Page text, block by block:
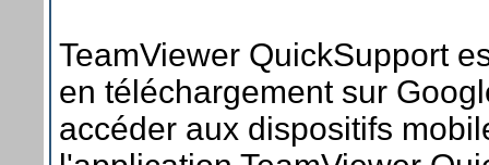
TeamViewer QuickSupport
en téléchargement sur
accéder aux dispositifs